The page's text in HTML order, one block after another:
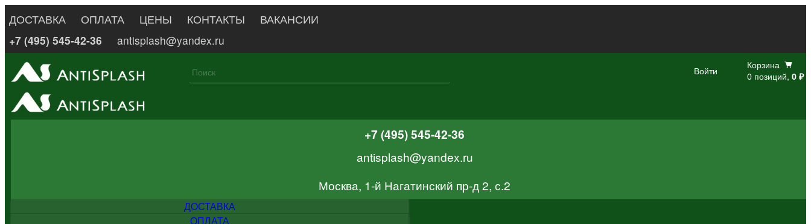
ДОСТАВКА ОПЛАТА ЦЕНЫ КОНТАКТЫ
ВАКАНСИИ
+7 (495) 545-42-36
antisplash@yandex.ru
Войти
Корзина
0 позиций, 0 ₽
+7 (495) 545-42-36
antisplash@yandex.ru
Москва, 1-й Нагатинский пр-д 2, с.2
ДОСТАВКА
ОПЛАТА